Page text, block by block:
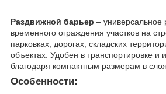
Раздвижной барьер –
временного ограждения участков на
парковках, дорогах, складских
объектах. Удобен в транспортировке и
благодаря компактным размерам в
Особенности: